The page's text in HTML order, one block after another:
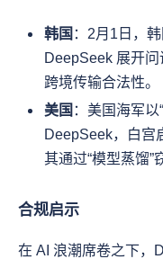
韩国 ：2月1日，
DeepSeek 展开
跨境传输合法性。
美国 ：美国海军以
DeepSeek，白宫
其通过“模型蒸馏”
合规启示
在 AI 浪潮席卷之下，